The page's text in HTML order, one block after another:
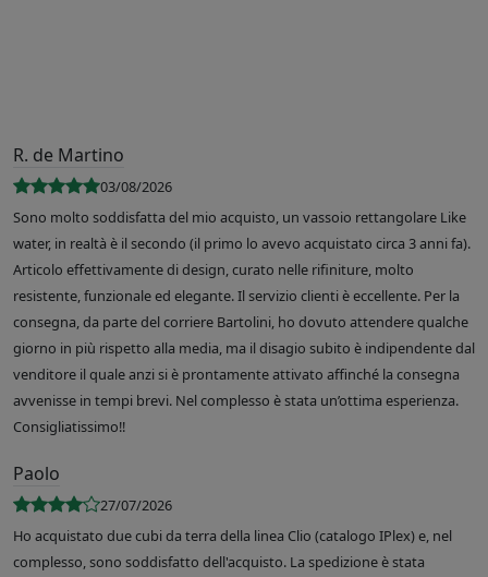
R. de Martino
03/08/2026
Sono molto soddisfatta del mio acquisto, un vassoio rettangolare Like
water, in realtà è il secondo (il primo lo avevo acquistato circa 3 anni fa).
Articolo effettivamente di design, curato nelle rifiniture, molto
resistente, funzionale ed elegante. Il servizio clienti è eccellente. Per la
consegna, da parte del corriere Bartolini, ho dovuto attendere qualche
giorno in più rispetto alla media, ma il disagio subito è indipendente dal
venditore il quale anzi si è prontamente attivato affinché la consegna
avvenisse in tempi brevi. Nel complesso è stata un’ottima esperienza.
Consigliatissimo!!
Paolo
27/07/2026
Ho acquistato due cubi da terra della linea Clio (catalogo IPlex) e, nel
complesso, sono soddisfatto dell'acquisto. La spedizione è stata